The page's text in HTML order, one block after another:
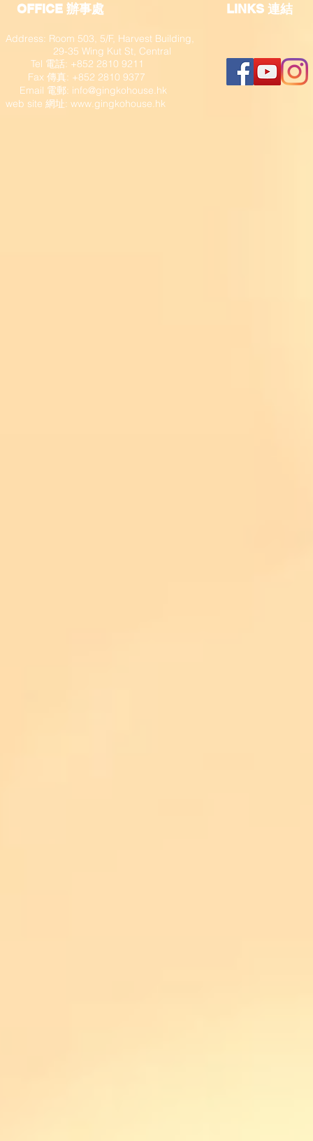
OFFICE 辦事處
Address: Room 503, 5/F, Harvest Building,
29-35 Wing Kut St, Central
Tel 電話: +852 2810 9211
Fax 傳真: +852 2810 9377
​ Email 電郵: info@gingkohouse.hk
web site 網址: www.gingkohouse.hk
​LINKS 連結